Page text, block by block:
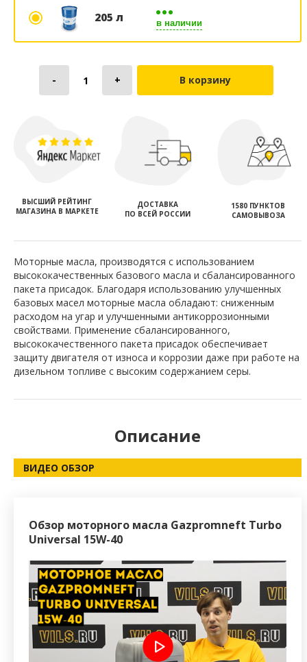
205 л в наличии
В корзину
ВЫСШИЙ РЕЙТИНГ
МАГАЗИНА В МАРКЕТЕ
ДОСТАВКА
ПО ВСЕЙ РОССИИ
1580 ПУНКТОВ
САМОВЫВОЗА
Моторные масла, производятся с использованием
высококачественных базового масла и сбалансированного
пакета присадок. Благодаря использованию улучшенных
базовых масел моторные масла обладают: сниженным
расходом на угар и улучшенными антикоррозионными
свойствами. Применение сбалансированного,
высококачественного пакета присадок обеспечивает
защиту двигателя от износа и коррозии даже при работе на
дизельном топливе с высоким содержанием серы.
Описание
ВИДЕО ОБЗОР
Обзор моторного масла Gazpromneft Turbo
Universal 15W-40